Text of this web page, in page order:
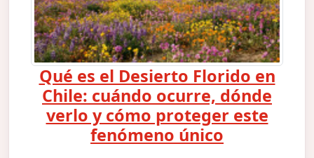
Qué es el Desierto Florido en
Chile: cuándo ocurre, dónde
verlo y cómo proteger este
fenómeno único